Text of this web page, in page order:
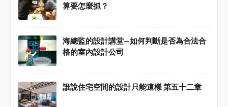
算要怎麼抓？
海總監的設計講堂—如何判斷是否為合法合
格的室內設計公司
誰說住宅空間的設計只能這樣 第五十二章